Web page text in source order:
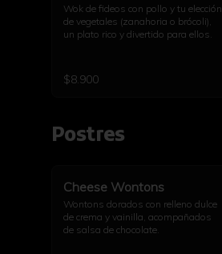
Wok de fideos con pollo y tu elección
de vegetales (zanahoria o brócoli),
un plato rico y divertido para ellos.
$8.900
Postres
Cheese Wontons
Wontons dorados con relleno dulce
de crema y vainilla, acompañados
de salsa de chocolate.